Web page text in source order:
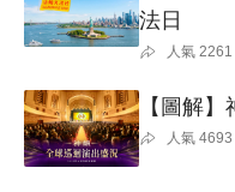
法日
人氣 2261
【圖解
人氣 4693